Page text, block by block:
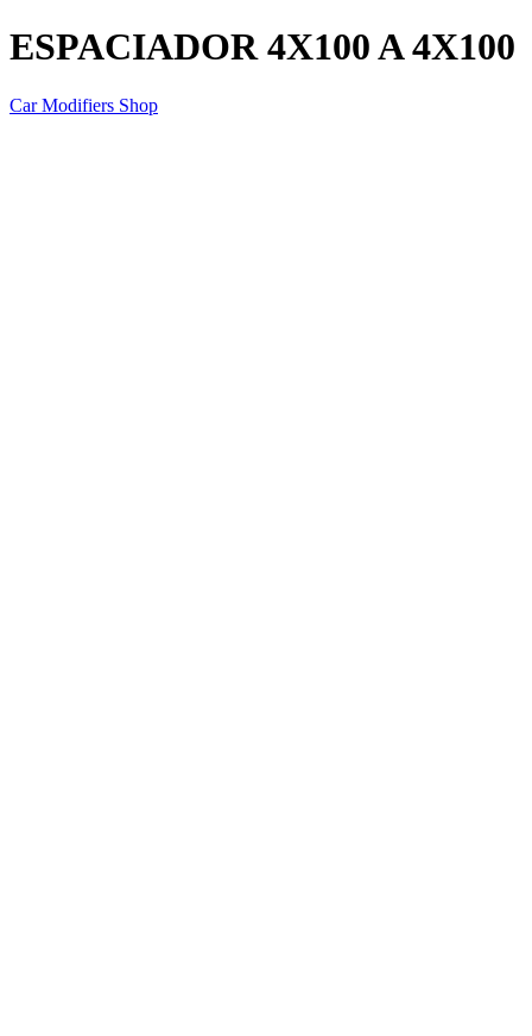
ESPACIADOR 4X100 A 4X100
Car Modifiers Shop